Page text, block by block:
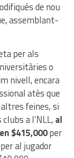
de nou
assemblant-
per als
o
nivell, encara
atès que
feines, si
a l’NLL, al
$415,000per
al jugador